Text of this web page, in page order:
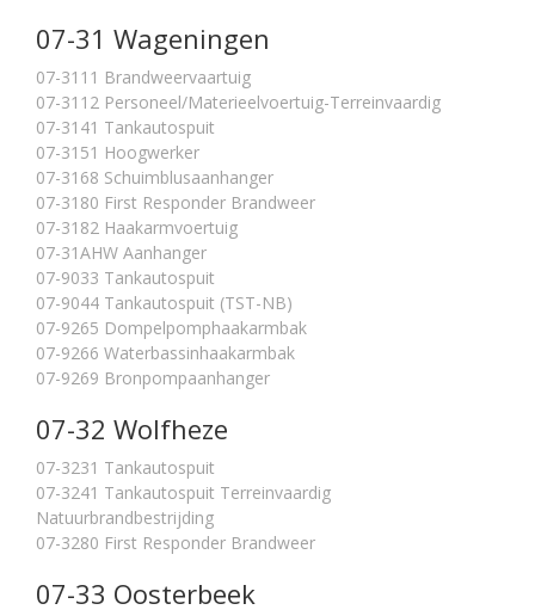
07-31 Wageningen
07-3111 Brandweervaartuig
07-3112 Personeel/Materieelvoertuig-Terreinvaardig
07-3141 Tankautospuit
07-3151 Hoogwerker
07-3168 Schuimblusaanhanger
07-3180 First Responder Brandweer
07-3182 Haakarmvoertuig
07-31AHW Aanhanger
07-9033 Tankautospuit
07-9044 Tankautospuit (TST-NB)
07-9265 Dompelpomphaakarmbak
07-9266 Waterbassinhaakarmbak
07-9269 Bronpompaanhanger
07-32 Wolfheze
07-3231 Tankautospuit
07-3241 Tankautospuit Terreinvaardig
Natuurbrandbestrijding
07-3280 First Responder Brandweer
07-33 Oosterbeek